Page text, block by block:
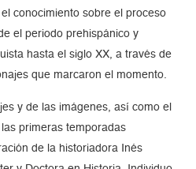
conocimiento sobre el proceso
el periodo prehispánico y
hasta el siglo XX, a través de
que marcaron el momento.
y de las imágenes, así como el
primeras temporadas
de la historiadora Inés